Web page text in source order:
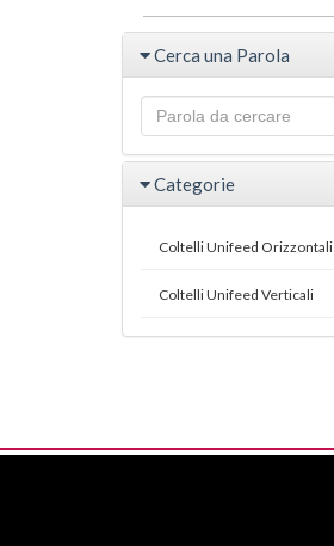
Cerca una Parola
Categorie
Coltelli Unifeed Orizzontali
Coltelli Unifeed Verticali